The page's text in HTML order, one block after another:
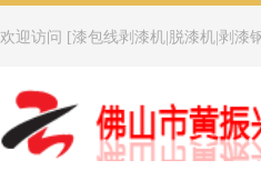
欢迎访问 [漆包线剥漆机|脱漆机|剥漆